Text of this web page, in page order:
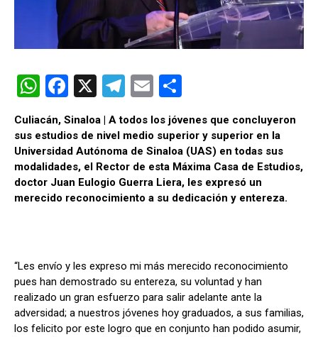
W
h
at
s
A
p
F
a
ce
b
o
o
X
T
el
e
gr
a
m
E
m
ail m
p
ar
tir
Culiacán, Sinaloa | A todos los jóvenes que concluyeron
sus estudios de nivel medio superior y superior en la
Universidad Autónoma de Sinaloa (UAS) en todas sus
modalidades, el Rector de esta Máxima Casa de Estudios,
doctor Juan Eulogio Guerra Liera, les expresó un
merecido reconocimiento a su dedicación y entereza.
“Les envío y les expreso mi más merecido reconocimiento
pues han demostrado su entereza, su voluntad y han
realizado un gran esfuerzo para salir adelante ante la
adversidad; a nuestros jóvenes hoy graduados, a sus familias,
los felicito por este logro que en conjunto han podido asumir,